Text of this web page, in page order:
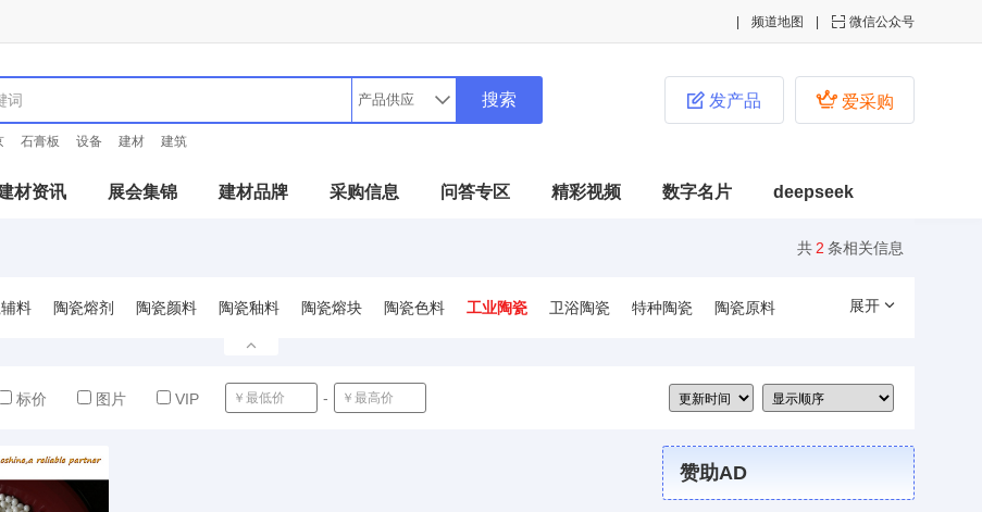
 微信公众号
频道地图
石膏板 设备 建材 建筑
 爱采购
 发产品
材资讯 展会集锦 建材品牌 采购信息 问答专区 精彩视频 数字名片 deepseek
共 2 条相关信息
料 陶瓷熔剂 陶瓷颜料 陶瓷釉料 陶瓷熔块 陶瓷色料 工业陶瓷 卫浴陶瓷 特种陶瓷
陶瓷原料
展开
标价 图片 VIP -
赞助AD